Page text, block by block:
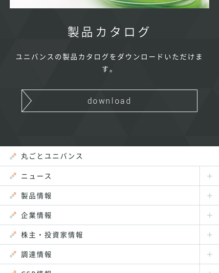
製品カタログ
ユニバンスの製品カタログをダウンロードいただけま
す。
download
丸ごとユニバンス
ニュース
製品情報
企業情報
株主・投資家情報
調達情報